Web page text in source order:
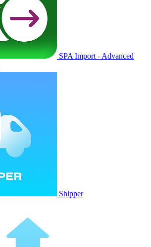
SPA Import - Advanced
Shipper